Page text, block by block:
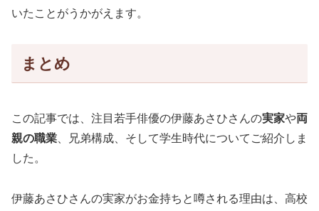
いたことがうかがえます。
まとめ
この記事では、注目若手俳優の伊藤あさひさんの実家や両
親の職業 、兄弟構成、そして学生時代についてご紹介しま
した。
伊藤あさひさんの実家がお金持ちと噂される理由は、高校